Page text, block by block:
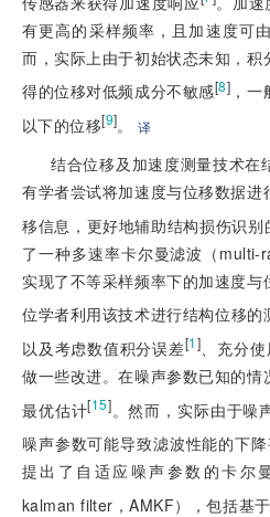
有更高的采样频率，且加速度可
而，实际上由于初始状态未知，
得的位移对低频成分不敏感[8] ，
以下的位移[9]。译
结合位移及加速度测量技术在
有学者尝试将加速度与位移数据
移信息，更好地辅助结构损伤识别
了一种多速率卡尔曼滤波（multi-
实现了不等采样频率下的加速度
位学者利用该技术进行结构位移的
以及考虑数值积分误差[1] 、充分
做一些改进。在噪声参数已知的
最优估计[15]。然而，实际由于噪
噪声参数可能导致滤波性能的下
提出了自适应噪声参数的卡尔
kalman filter，AMKF），包括基